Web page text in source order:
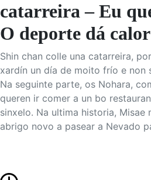
catarreira – Eu
O deporte dá calor
Shin chan colle una catarreira,
xardín un día de moito frío e non
Na seguinte parte, os Nohara,
queren ir comer a un bo
sinxelo. Na ultima historia, Misae
abrigo novo a pasear a Nevado